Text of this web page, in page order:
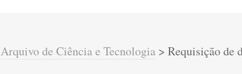
Arquivo de Ciência e Tecnologia > Requisição de